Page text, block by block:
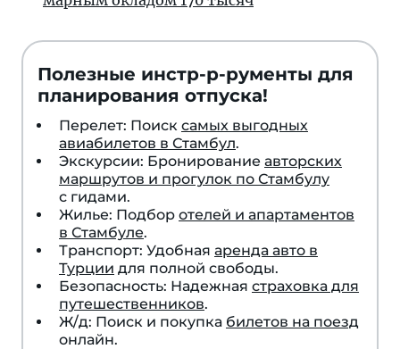
Полезные инстр-р-рументы для
планирования отпуска!
Перелет: Поиск самых выгодных
авиабилетов в Стамбул.
Экскурсии: Бронирование авторских
маршрутов и прогулок по Стамбулу
с гидами.
Жилье: Подбор отелей и апартаментов
в Стамбуле.
Транспорт: Удобная аренда авто в
Турции для полной свободы.
Безопасность: Надежная страховка для
путешественников.
Ж/д: Поиск и покупка билетов на поезд
онлайн.